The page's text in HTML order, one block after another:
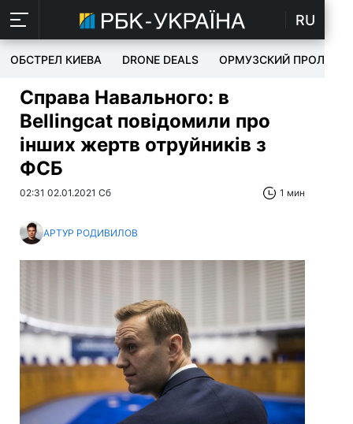
RU
ОБСТРЕЛ КИЕВА DRONE DEALS ОРМУЗСКИЙ ПРОЛИВ
Справа Навального: в
Bellingcat повідомили про
інших жертв отруйників з
ФСБ
02:31 02.01.2021 Сб 1 мин
АРТУР РОДИВИЛОВ